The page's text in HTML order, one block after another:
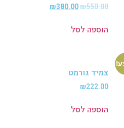
₪550.00
₪380.00
הוספה לסל
צמיד גורמט
₪222.00
הוספה לסל